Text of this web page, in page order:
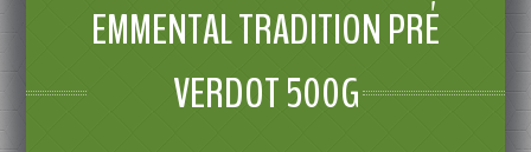
EMMENTAL TRADITION PRÉ
VERDOT 500G